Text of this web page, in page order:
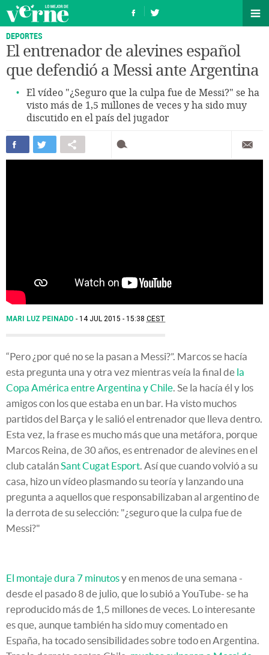
DEPORTES
El entrenador de alevines español
que defendió a Messi ante Argentina
El vídeo "¿Seguro que la culpa fue de Messi?" se ha
visto más de 1,5 millones de veces y ha sido muy
discutido en el país del jugador
MARI LUZ PEINADO 14 JUL 2015 - 15:38 CEST
“Pero ¿por qué no se la pasan a Messi?”. Marcos se hacía
esta pregunta una y otra vez mientras veía la final de la
Copa América entre Argentina y Chile . Se la hacía él y los
amigos con los que estaba en un bar. Ha visto muchos
partidos del Barça y le salió el entrenador que lleva dentro.
Esta vez, la frase es mucho más que una metáfora, porque
Marcos Reina, de 30 años, es entrenador de alevines en el
club catalán Sant Cugat Esport . Así que cuando volvió a su
casa, hizo un vídeo plasmando su teoría y lanzando una
pregunta a aquellos que responsabilizaban al argentino de
la derrota de su selección: "¿seguro que la culpa fue de
Messi?"
El montaje dura 7 minutosy en menos de una semana -
desde el pasado 8 de julio, que lo subió a YouTube- se ha
reproducido más de 1,5 millones de veces. Lo interesante
es que, aunque también ha sido muy comentado en
España, ha tocado sensibilidades sobre todo en Argentina.